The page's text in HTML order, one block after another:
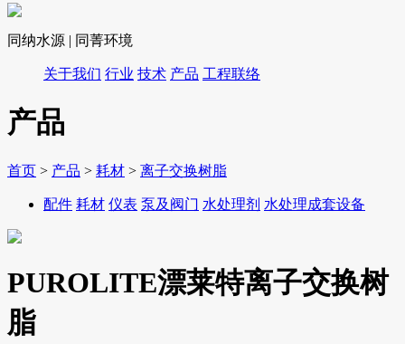
同纳水源 | 同菁环境
关于我们 行业 技术 产品 工程联络
产品
首页 > 产品 > 耗材 > 离子交换树脂
配件 耗材 仪表 泵及阀门 水处理剂 水处理成套设备
PUROLITE漂莱特离子交换树
脂